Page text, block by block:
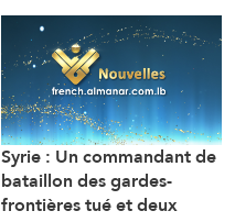
Syrie : Un commandant de
bataillon des gardes-
frontières tué et deux